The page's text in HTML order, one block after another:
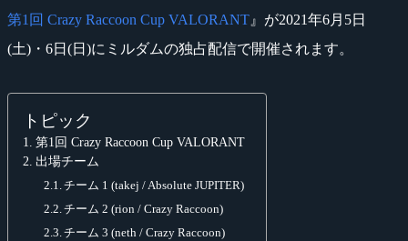
第1回 Crazy Raccoon Cup VALORANT 』が2021年6月5日
(土)・6日(日)にミルダムの独占配信で開催されます。
トピック
第1回 Crazy Raccoon Cup VALORANT
出場チーム
チーム 1 (takej / Absolute JUPITER)
チーム 2 (rion / Crazy Raccoon)
チーム 3 (neth / Crazy Raccoon)